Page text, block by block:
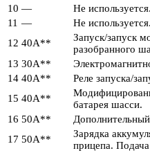
10 —
Не используется.
11 —
Не используется.
12 40А**
Запуск/запуск
разобранного
13 30А**
14 40А**
Реле запуска/
15 40А**
батарея шасси.
16 50А**
17 50А**
Зарядка
прицепа.